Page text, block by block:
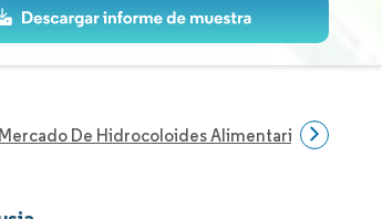
Mercado De Hidrocoloides Alimentarios De Rusia